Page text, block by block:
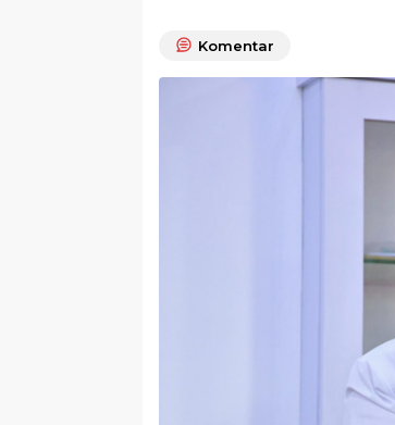
Komentar